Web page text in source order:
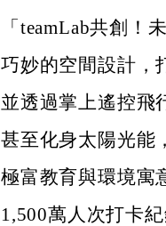
「teamLab共創！
巧妙的空間設計，
並透過掌上遙控飛
甚至化身太陽光能
極富教育與環境寓
1,500萬人次打卡